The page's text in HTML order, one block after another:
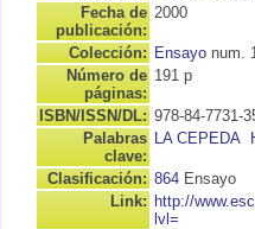
Fecha de
publicación:
2000
Colección: Ensayo num.
Número de
páginas:
191 p
ISBN/ISSN/DL: 978-84-7731-
Palabras
clave:
LA CEPEDA
Clasificación: 864 Ensayo
Link: http://
lvl=